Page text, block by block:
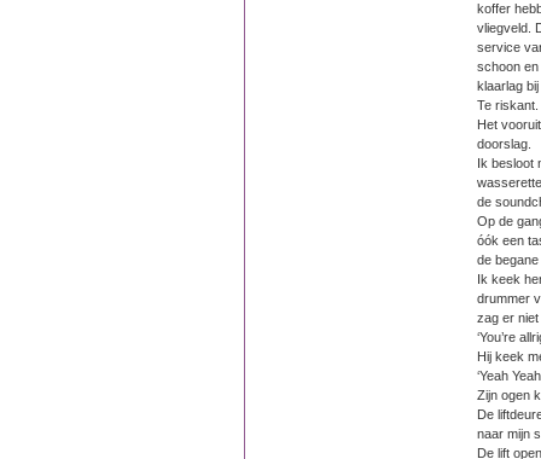
koffer
vliegveld.
service
schoon en
klaarlag
Te riskant.
Het
doorslag.
Ik besloot
de
Op de
óók een
de
Ik keek
drummer
zag er
‘You’re
Hij keek
‘Yeah
Zijn ogen
De
naar mijn
De lift